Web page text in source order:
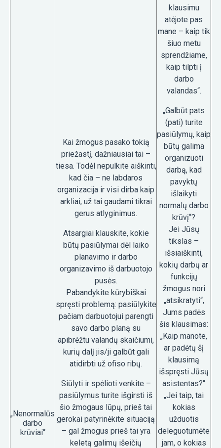
„Nenormalūs
darbo
krūviai“
Kai žmogus pasako tokią
priežastį, dažniausiai tai –
tiesa. Todėl nepulkite aiškinti,
kad čia – ne labdaros
organizacija ir visi dirba kaip
arkliai, už tai gaudami tikrai
gerus atlyginimus.
Atsargiai klauskite, kokie
būtų pasiūlymai dėl laiko
planavimo ir darbo
organizavimo iš darbuotojo
pusės.
Pabandykite kūrybiškai
spręsti problemą: pasiūlykite
pačiam darbuotojui parengti
savo darbo planą su
apibrėžtu valandų skaičiumi,
kurių dalį jis/ji galbūt gali
atidirbti už ofiso ribų.
Siūlyti ir spėlioti venkite –
pasiūlymus turite išgirsti iš
šio žmogaus lūpų, prieš tai
gerokai patyrinėkite situaciją
– gal žmogus prieš tai yra
keletą galimų išeičių
klausimu
atėjote pas
mane – kaip tik
šiuo metu
sprendžiame,
kaip tilpti į
darbo
valandas“.
„Galbūt pats
(pati) turite
pasiūlymų, kaip
būtų galima
organizuoti
darbą, kad
pavyktų
išlaikyti
normalų darbo
krūvį“?
Jei Jūsų
tikslas –
išsiaiškinti,
kokių darbų ar
funkcijų
žmogus nori
„atsikratyti“,
Jums padės
šis klausimas:
„Kaip manote,
ar padėtų šį
klausimą
išspręsti Jūsų
asistentas?“
„Jei taip, tai
kokias
užduotis
deleguotumėte
jam, o kokias